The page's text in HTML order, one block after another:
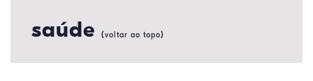
saúde (voltar ao topo)